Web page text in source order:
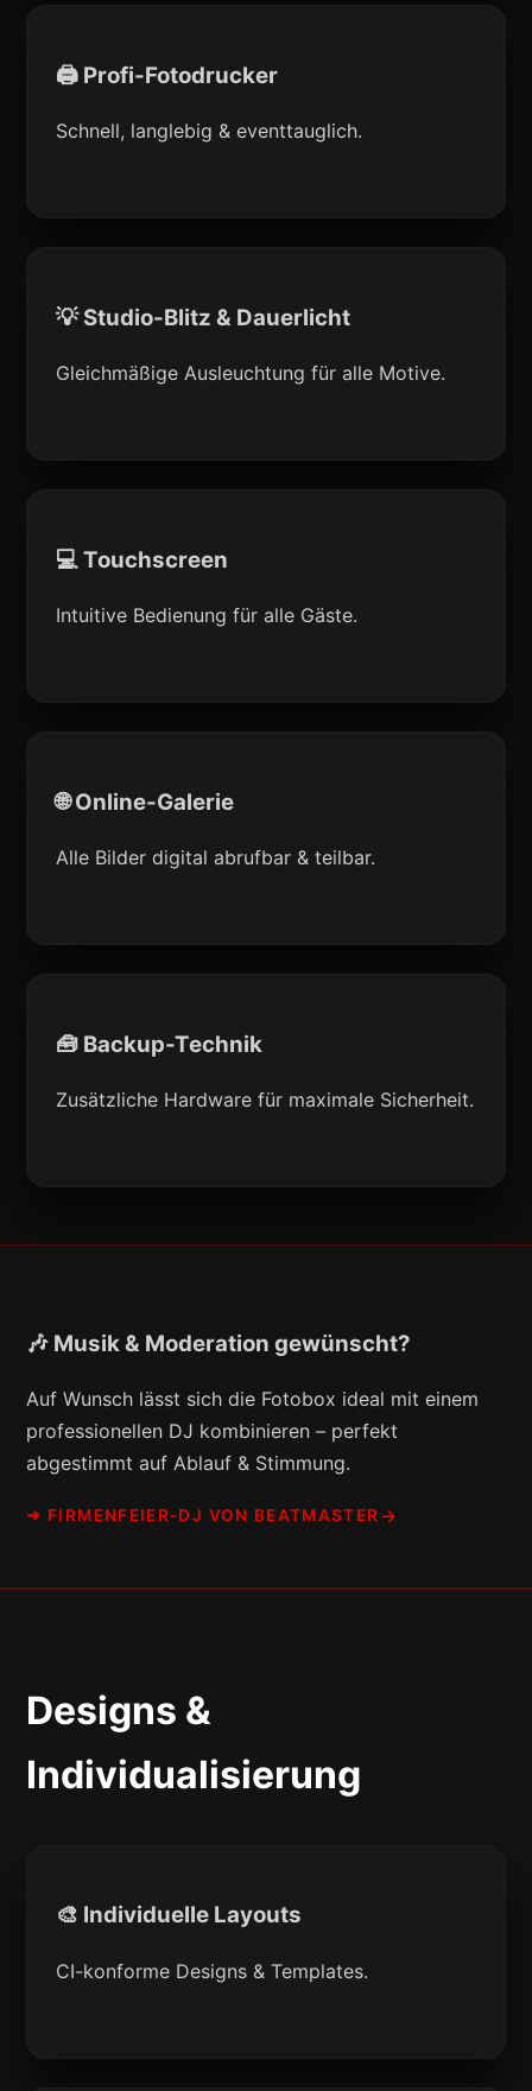
🖨 Profi-Fotodrucker
Schnell, langlebig & eventtauglich.
💡 Studio-Blitz & Dauerlicht
Gleichmäßige Ausleuchtung für alle Motive.
💻 Touchscreen
Intuitive Bedienung für alle Gäste.
🌐 Online-Galerie
Alle Bilder digital abrufbar & teilbar.
🧰 Backup-Technik
Zusätzliche Hardware für maximale Sicherheit.
🎶 Musik & Moderation gewünscht?
Auf Wunsch lässt sich die Fotobox ideal mit einem
professionellen DJ kombinieren – perfekt
abgestimmt auf Ablauf & Stimmung.
➜ FIRMENFEIER-DJ VON BEATMASTER
Designs &
Individualisierung
🎨 Individuelle Layouts
CI-konforme Designs & Templates.